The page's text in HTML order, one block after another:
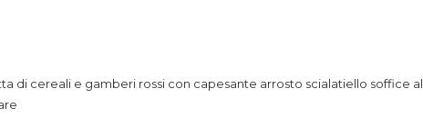
di cereali e gamberi rossi con capesante arrosto scialatiello soffice al